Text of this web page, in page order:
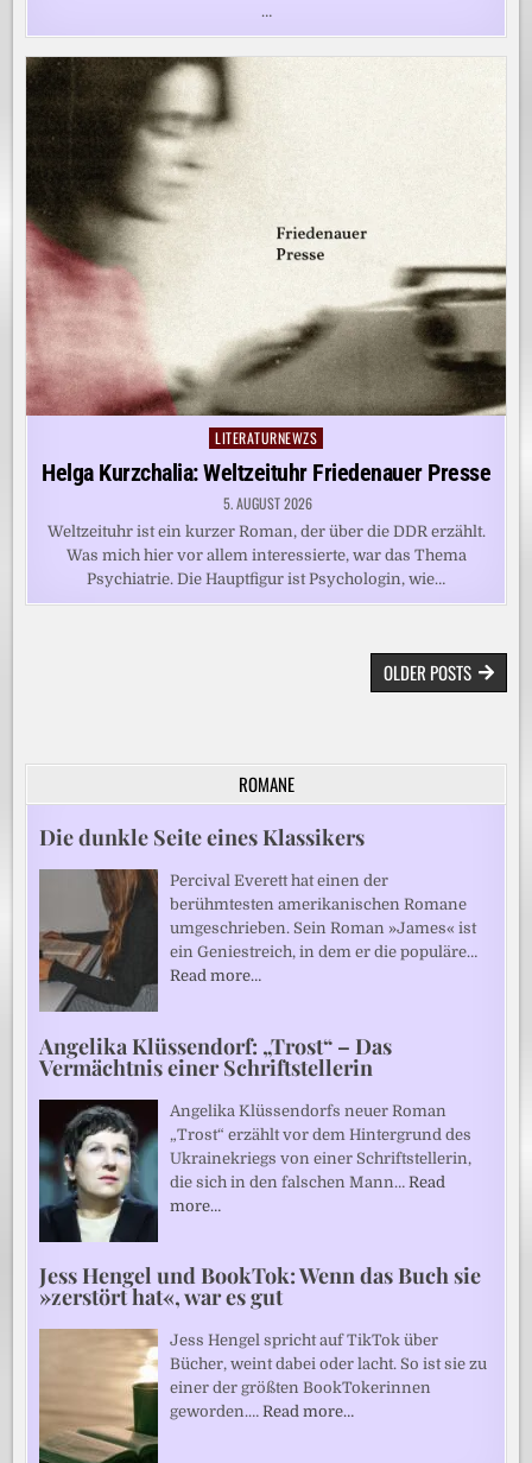
…
Posted
in
LITERATURNEWZS
Helga Kurzchalia: Weltzeituhr Friedenauer Presse
5. AUGUST 2026
Weltzeituhr ist ein kurzer Roman, der über die DDR erzählt.
Was mich hier vor allem interessierte, war das Thema
Psychiatrie. Die Hauptfigur ist Psychologin, wie…
BEITRAGSNAVIGATIONOLDER POSTS
ROMANE
Die dunkle Seite eines Klassikers
Percival Everett hat einen der
berühmtesten amerikanischen Romane
umgeschrieben. Sein Roman »James« ist
ein Geniestreich, in dem er die populäre…
Read more…
Angelika Klüssendorf: „Trost“ – Das
Vermächtnis einer Schriftstellerin
Angelika Klüssendorfs neuer Roman
„Trost“ erzählt vor dem Hintergrund des
Ukrainekriegs von einer Schriftstellerin,
die sich in den falschen Mann…Read
more…
Jess Hengel und BookTok: Wenn das Buch sie
»zerstört hat«, war es gut
Jess Hengel spricht auf TikTok über
Bücher, weint dabei oder lacht. So ist sie zu
einer der größten BookTokerinnen
geworden.…Read more…